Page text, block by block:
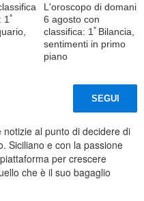
1ﾟ
L'oroscopo di domani
6 agosto con
classifica: 1ﾟBilancia,
sentimenti in primo
piano
SEGUI
al punto di decidere di
Siciliano e con la passione
per crescere
che è il suo bagaglio